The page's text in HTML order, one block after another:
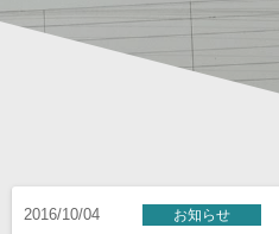
2016/10/04 お知らせ